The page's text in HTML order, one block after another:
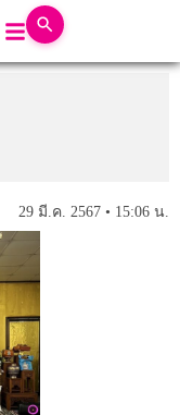
29 มี.ค. 2567 • 15:06 น.